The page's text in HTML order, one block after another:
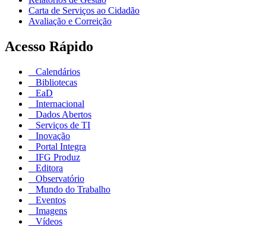
Carta de Serviços ao Cidadão
Avaliação e Correição
Acesso Rápido
Calendários
Bibliotecas
EaD
Internacional
Dados Abertos
Serviços de TI
Inovação
Portal Integra
IFG Produz
Editora
Observatório
Mundo do Trabalho
Eventos
Imagens
Vídeos